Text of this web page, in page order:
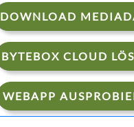
DOWNLOAD
BYTEBOX CLOUD
WEBAPP